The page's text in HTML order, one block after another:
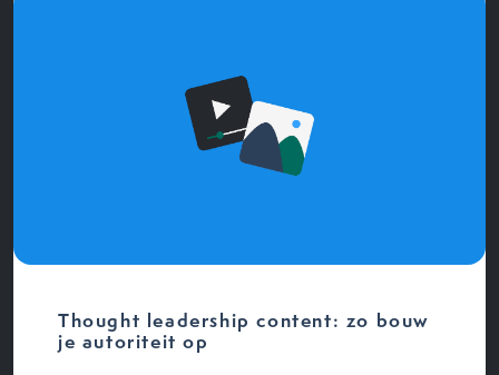
Thought leadership content: zo bouw
je autoriteit op